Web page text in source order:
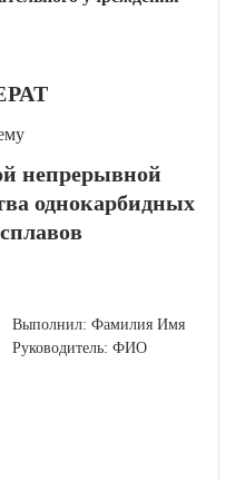
непрерывной
однокарбидных
Выполнил: Фамилия Имя
Руководитель: ФИО